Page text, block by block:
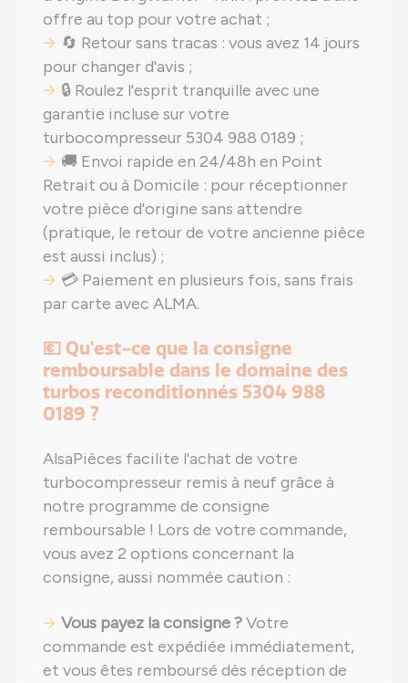
offre au top pour votre achat ;
🔄 Retour sans tracas : vous avez 14 jours
pour changer d'avis ;
🔒 Roulez l'esprit tranquille avec une
garantie incluse sur votre
turbocompresseur 5304 988 0189 ;
🚚 Envoi rapide en 24/48h en Point
Retrait ou à Domicile : pour réceptionner
votre pièce d'origine sans attendre
(pratique, le retour de votre ancienne pièce
est aussi inclus) ;
💳 Paiement en plusieurs fois, sans frais
par carte avec ALMA.
💶 Qu'est-ce que la consigne
remboursable dans le domaine des
turbos reconditionnés 5304 988
0189 ?
AlsaPièces facilite l'achat de votre
turbocompresseur remis à neuf grâce à
notre programme de consigne
remboursable ! Lors de votre commande,
vous avez 2 options concernant la
consigne, aussi nommée caution :
Vous payez la consigne ?Votre
commande est expédiée immédiatement,
et vous êtes remboursé dès réception de